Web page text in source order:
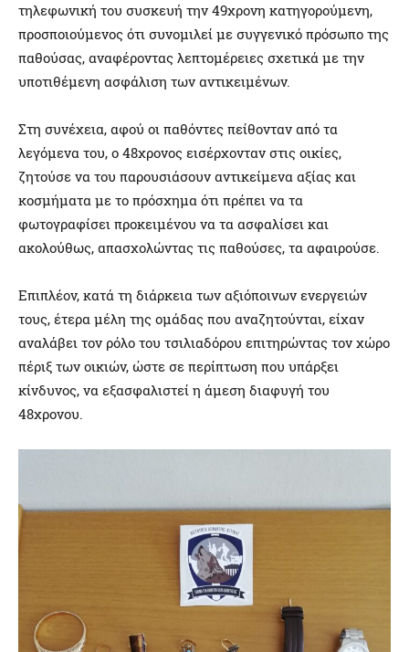
τηλεφωνική του συσκευή την 49χρονη κατηγορούμενη,
προσποιούμενος ότι συνομιλεί με συγγενικό πρόσωπο της
παθούσας, αναφέροντας λεπτομέρειες σχετικά με την
υποτιθέμενη ασφάλιση των αντικειμένων.
Στη συνέχεια, αφού οι παθόντες πείθονταν από τα
λεγόμενα του, ο 48χρονος εισέρχονταν στις οικίες,
ζητούσε να του παρουσιάσουν αντικείμενα αξίας και
κοσμήματα με το πρόσχημα ότι πρέπει να τα
φωτογραφίσει προκειμένου να τα ασφαλίσει και
ακολούθως, απασχολώντας τις παθούσες, τα αφαιρούσε.
Επιπλέον, κατά τη διάρκεια των αξιόποινων ενεργειών
τους, έτερα μέλη της ομάδας που αναζητούνται, είχαν
αναλάβει τον ρόλο του τσιλιαδόρου επιτηρώντας τον χώρο
πέριξ των οικιών, ώστε σε περίπτωση που υπάρξει
κίνδυνος, να εξασφαλιστεί η άμεση διαφυγή του
48χρονου.